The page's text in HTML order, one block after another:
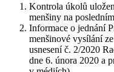
Kontrola úkolů
menšiny na
Informace o jednání
menšinové vysílání
usnesení č. 2/2020
dne 6. února 2020 a